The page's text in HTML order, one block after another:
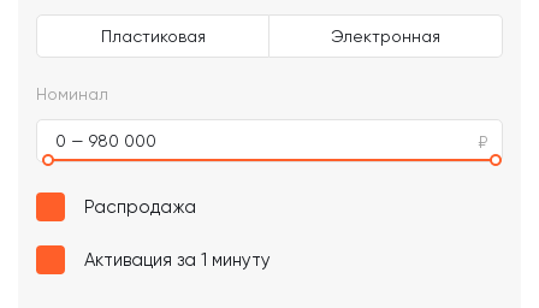
Пластиковая Электронная
Номинал
0 — 980 000
Распродажа
Активация за 1 минуту